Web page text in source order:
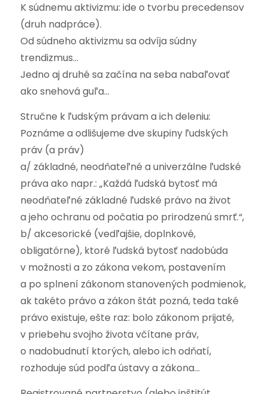
K súdnemu aktivizmu: ide o tvorbu precedensov
(druh nadpráce).
Od súdneho aktivizmu sa odvíja súdny
trendizmus…
Jedno aj druhé sa začína na seba nabaľovať
ako snehová guľa…
Stručne k ľudským právam a ich deleniu:
Poznáme a odlišujeme dve skupiny ľudských
práv (a práv)
a/ základné, neodňateľné a univerzálne ľudské
práva ako napr.: „Každá ľudská bytosť má
neodňateľné základné ľudské právo na život
a jeho ochranu od počatia po prirodzenú smrť.“,
b/ akcesorické (vedľajšie, doplnkové,
obligatórne), ktoré ľudská bytosť nadobúda
v možnosti a zo zákona vekom, postavením
a po splnení zákonom stanovených podmienok,
ak takéto právo a zákon štát pozná, teda také
právo existuje, ešte raz: bolo zákonom prijaté,
v priebehu svojho života včítane práv,
o nadobudnutí ktorých, alebo ich odňatí,
rozhoduje súd podľa ústavy a zákona…